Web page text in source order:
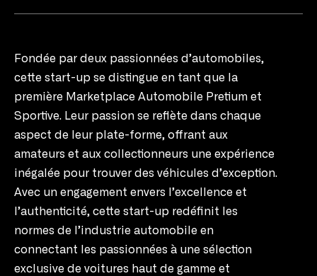
Fondée par deux passionnées d’automobiles,
cette start-up se distingue en tant que la
première Marketplace Automobile Pretium et
Sportive. Leur passion se reflète dans chaque
aspect de leur plate-forme, offrant aux
amateurs et aux collectionneurs une expérience
inégalée pour trouver des véhicules d’exception.
Avec un engagement envers l’excellence et
l’authenticité, cette start-up redéfinit les
normes de l’industrie automobile en
connectant les passionnées à une sélection
exclusive de voitures haut de gamme et